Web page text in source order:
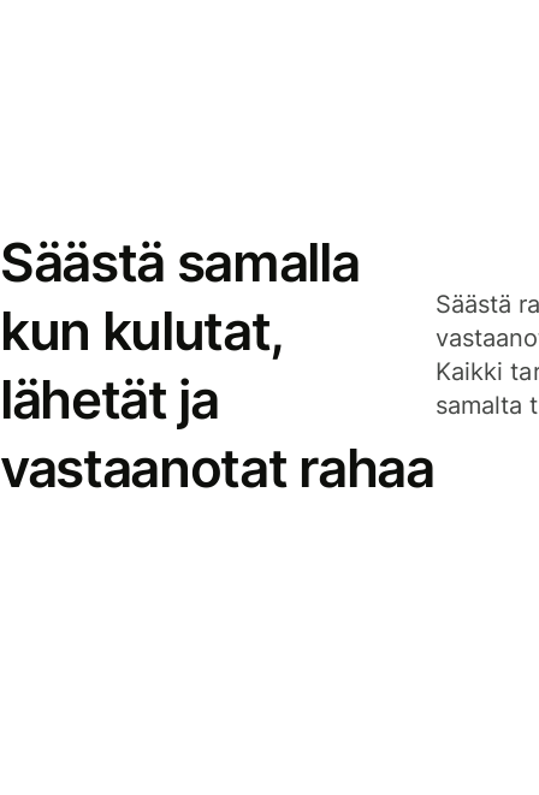
Säästä samalla
kun kulutat,
lähetät ja
vastaanotat rahaa
Säästä
Kaikki
samalta